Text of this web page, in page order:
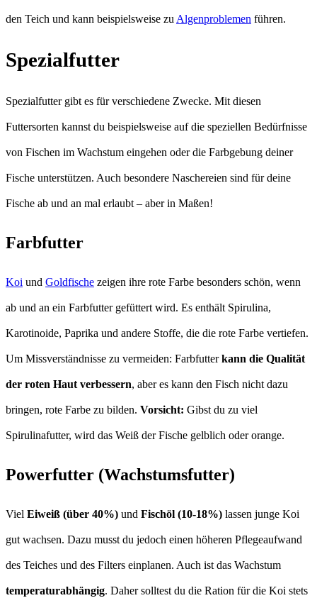
den Teich und kann beispielsweise zu Algenproblemen führen.
Spezialfutter
Spezialfutter gibt es für verschiedene Zwecke. Mit diesen
Futtersorten kannst du beispielsweise auf die speziellen Bedürfnisse
von Fischen im Wachstum eingehen oder die Farbgebung deiner
Fische unterstützen. Auch besondere Naschereien sind für deine
Fische ab und an mal erlaubt – aber in Maßen!
Farbfutter
Koi und Goldfische zeigen ihre rote Farbe besonders schön, wenn
ab und an ein Farbfutter gefüttert wird. Es enthält Spirulina,
Karotinoide, Paprika und andere Stoffe, die die rote Farbe vertiefen.
Um Missverständnisse zu vermeiden: Farbfutterkann die Qualität
der roten Haut verbessern, aber es kann den Fisch nicht dazu
bringen, rote Farbe zu bilden. Vorsicht: Gibst du zu viel
Spirulinafutter, wird das Weiß der Fische gelblich oder orange.
Powerfutter (Wachstumsfutter)
Viel Eiweiß (über 40%) und Fischöl (10-18%) lassen junge Koi
gut wachsen. Dazu musst du jedoch einen höheren Pflegeaufwand
des Teiches und des Filters einplanen. Auch ist das Wachstum
temperaturabhängig. Daher solltest du die Ration für die Koi stets